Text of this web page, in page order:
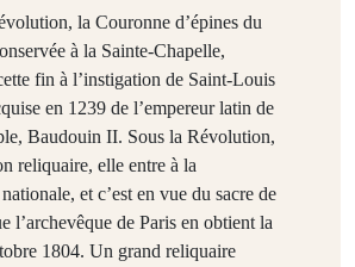
la Couronne d’épines du
à la Sainte-Chapelle,
fin à l’instigation de Saint-Louis
en 1239 de l’empereur latin de
Baudouin II. Sous la Révolution,
reliquaire, elle entre à la
et c’est en vue du sacre de
l’archevêque de Paris en obtient la
1804. Un grand reliquaire